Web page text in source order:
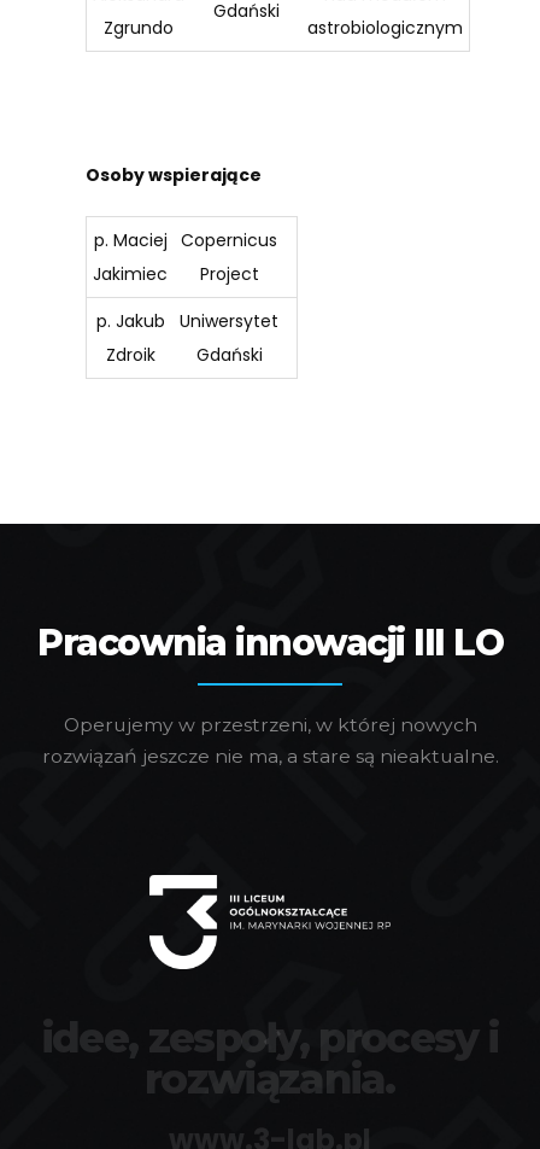
Zgrundo
Gdański
astrobiologicznym
Osoby wspierające
p. Maciej
Jakimiec
Copernicus
Project
p. Jakub
Zdroik
Uniwersytet
Gdański
Pracownia innowacji III LO
Operujemy w przestrzeni, w której nowych
rozwiązań jeszcze nie ma, a stare są nieaktualne.
idee, zespoły, procesy i
rozwiązania.
www.3-lab.pl